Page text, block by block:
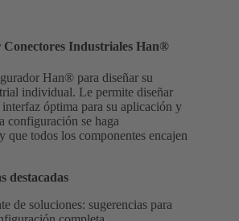
Industriales Han®
Han® para diseñar su
individual. Le permite diseñar
interfaz óptima para su aplicación y
configuración se haga
que todos los componentes encajen
destacadas
de soluciones: sugerencias para